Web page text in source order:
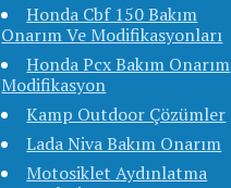
Honda Cbf 150 Bakım
Onarım Ve Modifikasyonları
Honda Pcx Bakım Onarım
Modifikasyon
Kamp Outdoor Çözümler
Lada Niva Bakım Onarım
Motosiklet Aydınlatma